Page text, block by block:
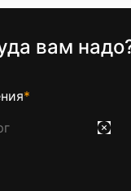
вам
*